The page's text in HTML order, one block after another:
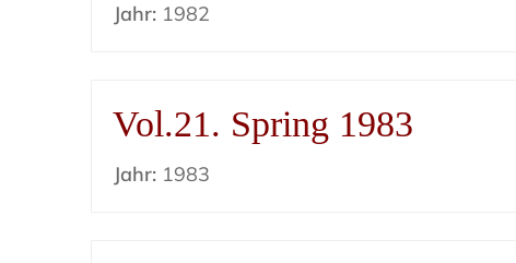
Jahr: 1982
Vol.21. Spring 1983
Jahr: 1983